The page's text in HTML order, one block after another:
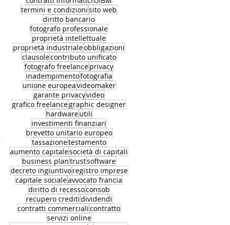
termini e condizionisito web
diritto bancario
fotografo professionale
proprietà intellettuale
proprietà industrialeobbligazioni
clausolecontributo unificato
fotografo freelanceprivacy
inadempimentofotografia
unione europeavideomaker
garante privacyvideo
grafico freelancegraphic designer
hardwareutili
investimenti finanziari
brevetto unitario europeo
tassazionetestamento
aumento capitalesocietà di capitali
business plantrustsoftware
decreto ingiuntivoregistro imprese
capitale socialeavvocato francia
diritto di recessoconsob
recupero creditidividendi
contratti commercialicontratto
servizi online